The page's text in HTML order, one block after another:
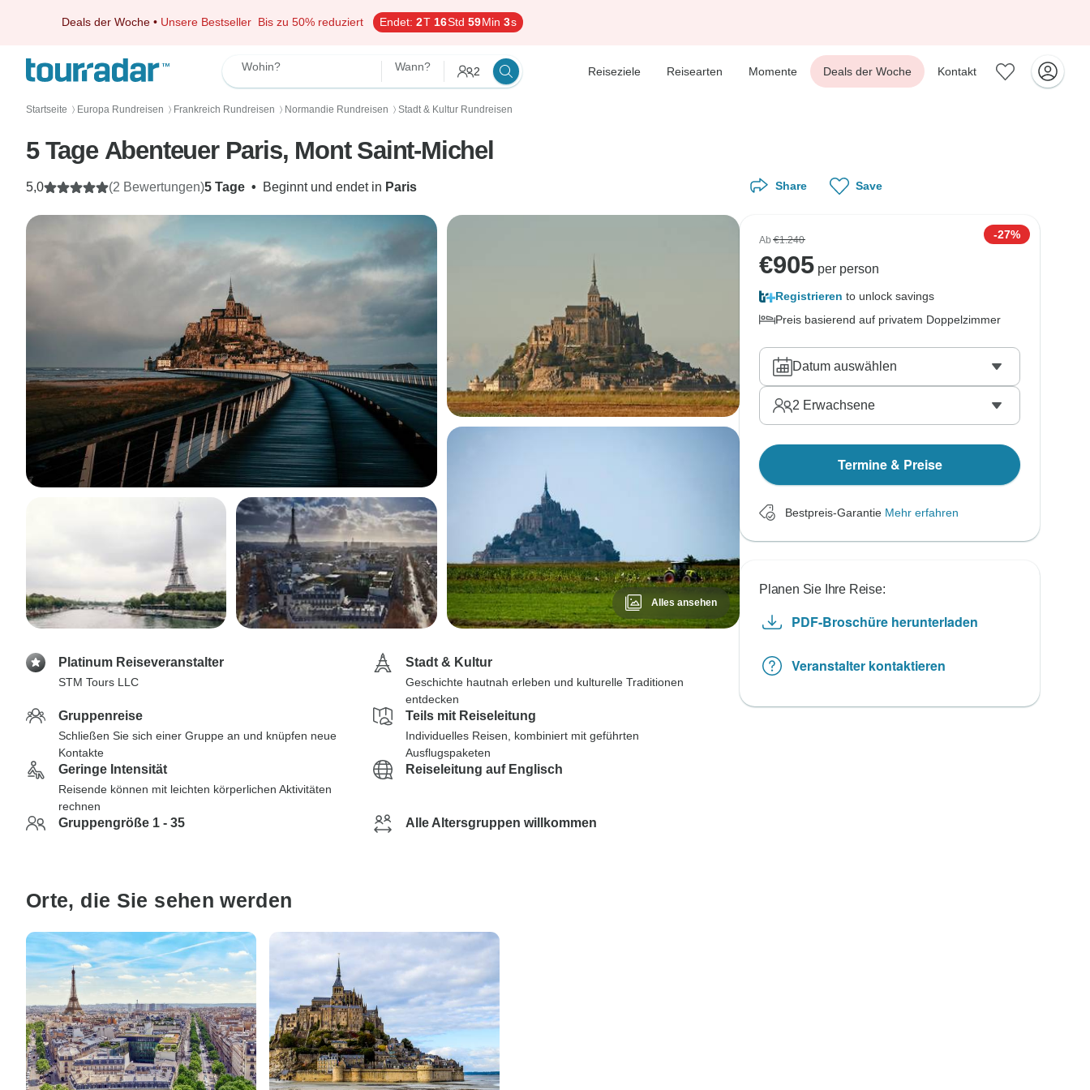
Deals der Woche • Unsere Bestseller Bis zu 50% reduziert Endet: 2T 16Std 59Min 2s
Wohin? Wann? 2 Reiseziele Reisearten Momente Deals der Woche Kontakt
Startseite 〉 Europa Rundreisen 〉 Frankreich Rundreisen 〉 Normandie Rundreisen 〉 Stadt & Kultur Rundreisen
5 Tage Abenteuer Paris, Mont Saint-Michel
5 Tage • Beginnt und endet in Paris
5,0 (2 Bewertungen)
Alles ansehen
Platinum Reiseveranstalter
STM Tours LLC
Stadt & Kultur
Geschichte hautnah erleben und kulturelle Traditionen
entdecken
Gruppenreise
Schließen Sie sich einer Gruppe an und knüpfen neue
Kontakte
Teils mit Reiseleitung
Individuelles Reisen, kombiniert mit geführten
Ausflugspaketen
Geringe Intensität
Reisende können mit leichten körperlichen Aktivitäten
rechnen
Reiseleitung auf Englisch
Gruppengröße 1 - 35 Alle Altersgruppen willkommen
Orte, die Sie sehen werden
Share Save
Ab€1.240 -27%
€905 per person
Registrieren to unlock savings
Preis basierend auf privatem Doppelzimmer
Datum auswählen
2 Erwachsene
Termine & Preise
Bestpreis-Garantie Mehr erfahren
Planen Sie Ihre Reise:
PDF-Broschüre herunterladen
Veranstalter kontaktieren